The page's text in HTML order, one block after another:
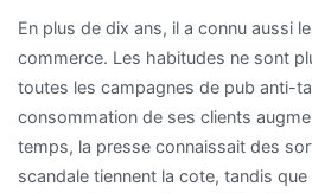
En plus de dix ans, il a connu aussi
commerce. Les habitudes ne sont
toutes les campagnes de pub anti-
consommation de ses clients
temps, la presse connaissait des
scandale tiennent la cote, tandis